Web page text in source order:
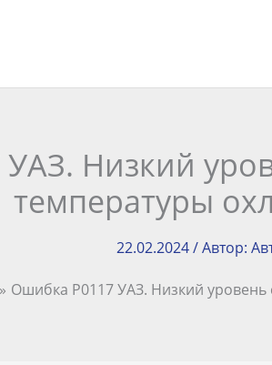
Низкий
температуры
22.02.2024/ Автор:
Ошибка P0117 УАЗ. Низкий